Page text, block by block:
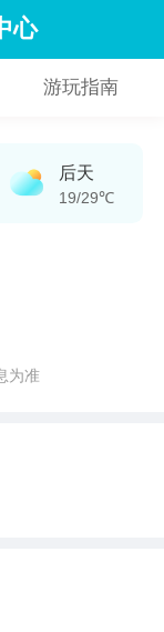
心
游玩指南
后天
19/29℃
为准